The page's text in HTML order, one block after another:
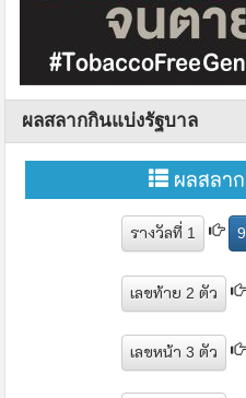
ผลสลากกินแบ่งรัฐบาล